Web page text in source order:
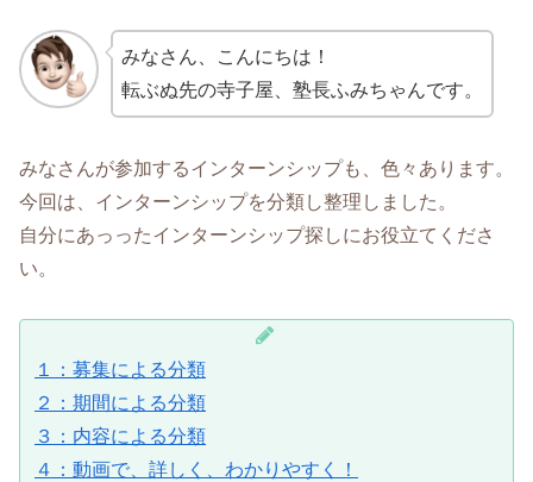
みなさん、こんにちは！
転ぶぬ先の寺子屋、塾長ふみちゃんです。
みなさんが参加するインターンシップも、色々あります。
今回は、インターンシップを分類し整理しました。
自分にあっったインターンシップ探しにお役立てくださ
い。
１：募集による分類
２：期間による分類
３：内容による分類
４：動画で、詳しく、わかりやすく！